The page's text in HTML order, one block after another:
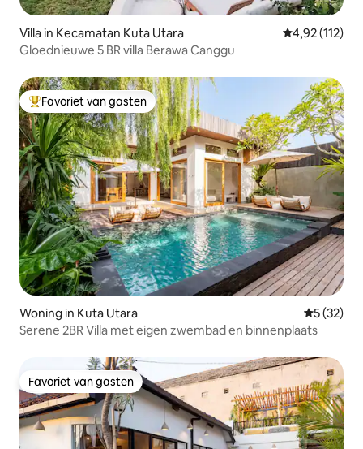
Villa in Kecamatan Kuta Utara Gemiddelde
4,92 (112)
Gloednieuwe 5 BR villa Berawa Canggu
Topfavoriet van gasten
Favoriet van gasten
Woning in Kuta Utara
5 (32)
Serene 2BR Villa met eigen zwembad en binnenplaats
Favoriet van gasten
Favoriet van gasten